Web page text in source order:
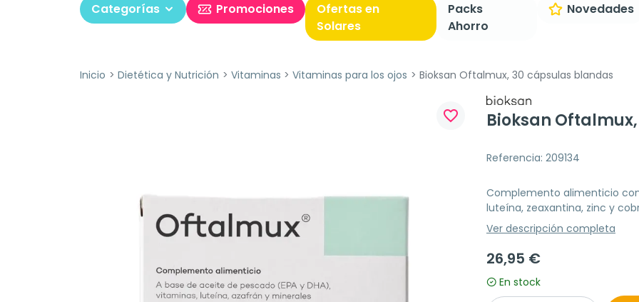
Categorías Promociones
Ofertas en
Solares
Packs
Ahorro
Novedades
Inicio Dietética y Nutrición Vitaminas Vitaminas para los ojos Bioksan Oftalmux, 30 cápsulas blandas
favorite_border Bioksan
Referencia: 209134
Complemento alimenticio
luteína, zeaxantina, zinc y
Ver descripción completa
26,95 €
En stock